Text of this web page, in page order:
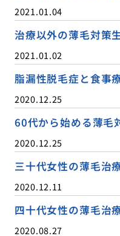
2021.01.04
治療以外の薄毛対策
2021.01.02
脂漏性脱毛症と食事
2020.12.25
60代から始める薄毛
2020.12.25
三十代女性の薄毛治
2020.12.11
四十代女性の薄毛治
2020.08.27